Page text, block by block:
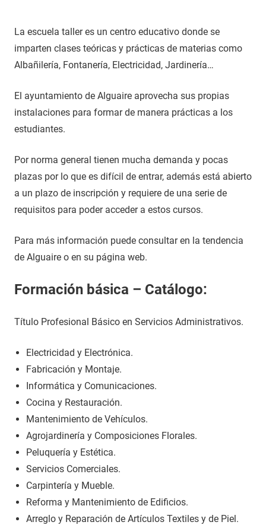
La escuela taller es un centro educativo donde se
imparten clases teóricas y prácticas de materias como
Albañilería, Fontanería, Electricidad, Jardinería…
El ayuntamiento de Alguaire aprovecha sus propias
instalaciones para formar de manera prácticas a los
estudiantes.
Por norma general tienen mucha demanda y pocas
plazas por lo que es difícil de entrar, además está abierto
a un plazo de inscripción y requiere de una serie de
requisitos para poder acceder a estos cursos.
Para más información puede consultar en la tendencia
de Alguaire o en su página web.
Formación básica – Catálogo:
Título Profesional Básico en Servicios Administrativos.
Electricidad y Electrónica.
Fabricación y Montaje.
Informática y Comunicaciones.
Cocina y Restauración.
Mantenimiento de Vehículos.
Agrojardinería y Composiciones Florales.
Peluquería y Estética.
Servicios Comerciales.
Carpintería y Mueble.
Reforma y Mantenimiento de Edificios.
Arreglo y Reparación de Artículos Textiles y de Piel.